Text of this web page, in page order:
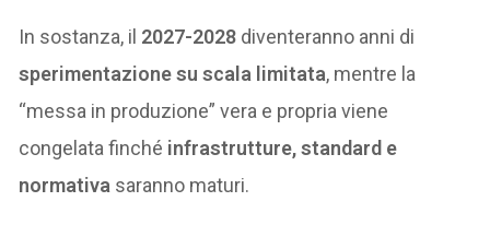
In sostanza, il 2027-2028 diventeranno anni di
sperimentazione su scala limitata, mentre la
“messa in produzione” vera e propria viene
congelata finché infrastrutture, standard e
normativa saranno maturi.